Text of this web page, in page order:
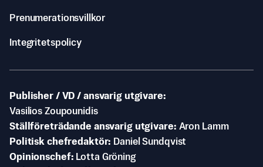
Prenumerationsvillkor
Integritetspolicy
Publisher / VD / ansvarig utgivare
Vasilios Zoupounidis
Ställföreträdande ansvarig utgivare Aron Lamm
Politisk chefredaktör
Daniel Sundqvist
Opinionschef
Lotta Gröning